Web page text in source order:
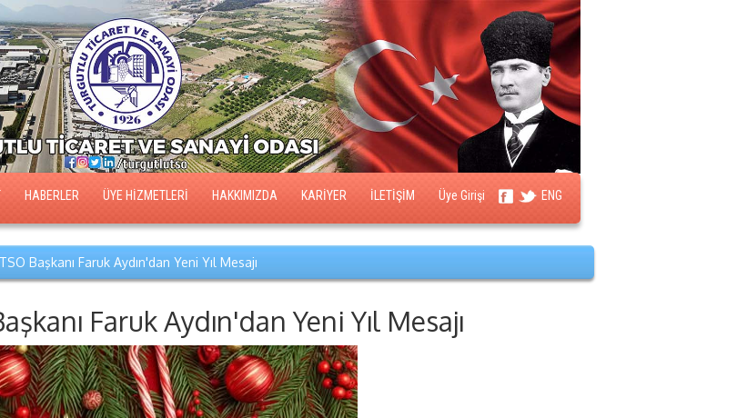
HABERLER ÜYE HİZMETLERİ HAKKIMIZDA KARİYER İLETİŞİM Üye Girişi ENG
Başkanı Faruk Aydın'dan Yeni Yıl Mesajı
Faruk Aydın'dan Yeni Yıl Mesajı